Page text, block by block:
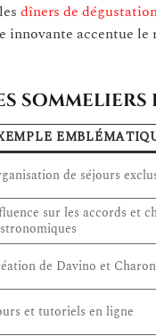
dîners de
accentue le
de séjours
sur les accords et
de Davino et
et tutoriels en ligne